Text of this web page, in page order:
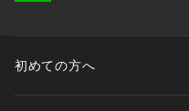
初めての方へ